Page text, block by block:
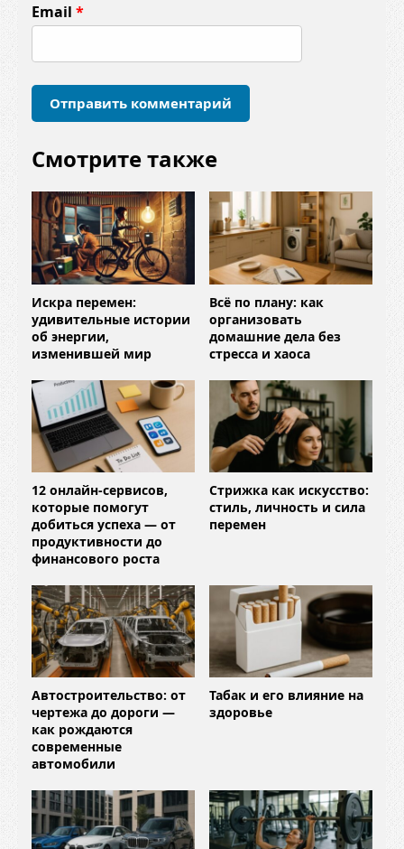
а
р
и
Email *
Смотрите также
Искра перемен:
удивительные истории
об энергии,
изменившей мир
Всё по плану: как
организовать
домашние дела без
стресса и хаоса
12 онлайн-сервисов,
которые помогут
добиться успеха — от
продуктивности до
финансового роста
Стрижка как искусство:
стиль, личность и сила
перемен
Автостроительство: от
чертежа до дороги —
как рождаются
современные
автомобили
Табак и его влияние на
здоровье